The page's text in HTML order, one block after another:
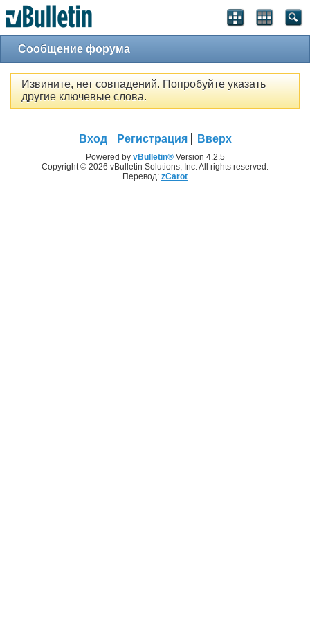
Сообщение форума
Извините, нет совпадений. Попробуйте указать
другие ключевые слова.
Вход Регистрация Вверх
Powered by vBulletin®Version 4.2.5
Copyright © 2026 vBulletin Solutions, Inc. All rights reserved.
Перевод: zCarot